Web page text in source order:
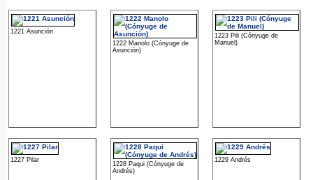
1221 Asunción
1222 Manolo (Cónyuge de
Asunción)
1223 Pili (Cónyuge de
Manuel)
1227 Pilar
1228 Paqui (Cónyuge de
Andrés)
1229 Andrés